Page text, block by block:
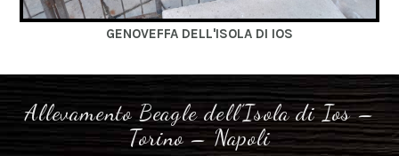
GENOVEFFA DELL'ISOLA DI IOS
Allevamento Beagle dell’Isola di Ios –
Torino – Napoli